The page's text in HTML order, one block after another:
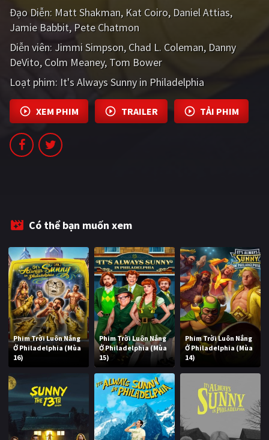
Đạo Diễn: Matt Shakman Kat Coiro Daniel Attias
Jamie Babbit Pete Chatmon
Diễn viên: Jimmi Simpson Chad L. Coleman Danny
DeVito Colm Meaney Tom Bower
Loạt phim: It's Always Sunny in Philadelphia
XEM PHIM TRAILER TẢI PHIM
Có thể bạn muốn xem
Phim Trời Luôn Nắng
Ở Philadelphia (Mùa
16)
Phim Trời Luôn Nắng
Ở Philadelphia (Mùa
15)
Phim Trời Luôn Nắng
Ở Philadelphia (Mùa
14)